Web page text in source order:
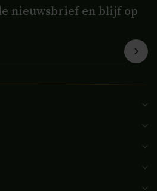
nieuwsbrief en blijf op